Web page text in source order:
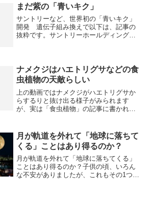
まだ紫の「青いキク」
サントリーなど、世界初の「青いキク」
開発 遺伝子組み換えで以下は、記事の
抜粋です。サントリーホールディングス
って赤いキクの色素の...
ナメクジはハエトリグサなどの食
虫植物の天敵らしい
上の動画ではナメクジがハエトリグサか
らするりと抜け出る様子がみられます
が、実は「食虫植物」の記事に書かれて
ウセンゴケはナメクジに弱い・・・！食
虫植物に関する文献を読んで...
月が軌道を外れて「地球に落ちて
くる」ことはあり得るのか？
月が軌道を外れて「地球に落ちてくる」
ことはあり得るのか？子供の頃、いろん
な不安がありましたが、これもその1つで